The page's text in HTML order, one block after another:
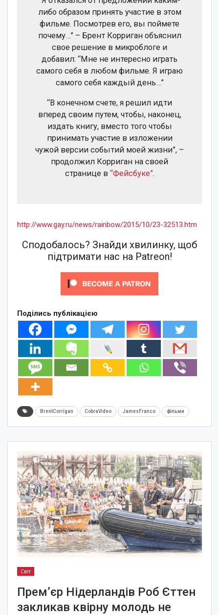
либо образом принять участие в этом
фильме. Посмотрев его, вы поймете
почему…” – Брент Корриган объяснил
свое решение в микроблоге и
добавил: “Мне не интересно играть
самого себя в любом фильме. Я играю
самого себя каждый день…”
“В конечном счете, я решил идти
вперед своим путем, чтобы, наконец,
издать книгу, вместо того чтобы
принимать участие в изложении
чужой версии событий моей жизни”, –
продолжил Корриган на своей
странице в “Фейсбуке”.
http://www.gay.ru/news/rainbow/2015/10/23-32513.htm
Сподобалось? Знайди хвилинку, щоб
підтримати нас на Patreon!
Поділись публікацією
BrentCorrigan CobraVideo JamesFranco фільми
Світ
Прем’єр Нідерландів Роб Єттен
закликав квірну молодь не